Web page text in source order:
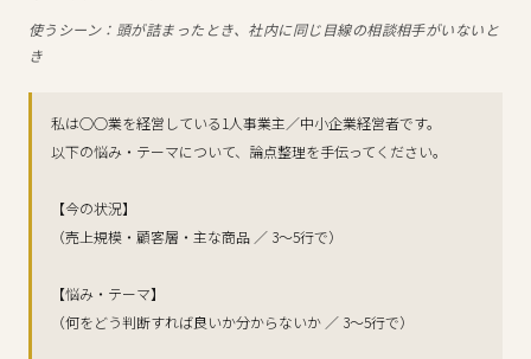
使うシーン：頭が詰まったとき、社内に同じ目線の相談相手がいないと
き
私は○○業を経営している1人事業主／中小企業経営者です。
以下の悩み・テーマについて、論点整理を手伝ってください。
【今の状況】
（売上規模・顧客層・主な商品 ／ 3〜5行で）
【悩み・テーマ】
（何をどう判断すれば良いか分からないか ／ 3〜5行で）